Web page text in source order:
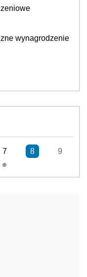
wynagrodzenie
7 8 9